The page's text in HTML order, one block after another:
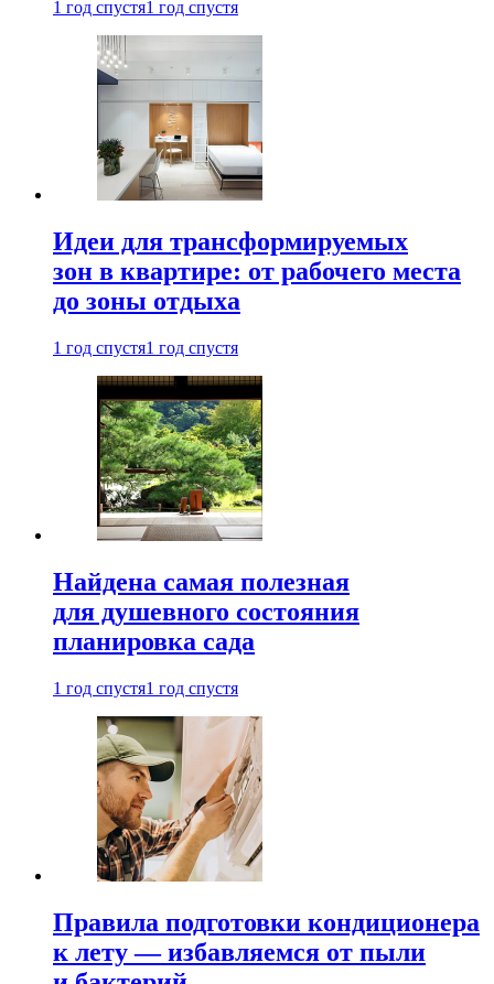
1 год спустя1 год спустя
Идеи для трансформируемых
зон в квартире: от рабочего места
до зоны отдыха
1 год спустя1 год спустя
Найдена самая полезная
для душевного состояния
планировка сада
1 год спустя1 год спустя
Правила подготовки кондиционера
к лету — избавляемся от пыли